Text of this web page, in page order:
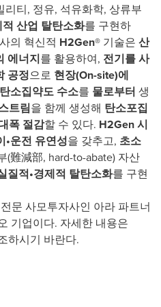
티, 정유, 석유화학, 상류부
산업 탈탄소화를 구현하
의 혁신적 H2Gen® 기술은 산
에너지를 활용하여, 전기를사
공정으로 현장(On-site)에
탄소집약도 수소를 물로부터 생
트림을 함께 생성해 탄소포집
폭 절감할 수 있다. H2Gen시
•운전 유연성을 갖추고, 초소
(難減部, hard-to-abate) 자산
질적•경제적 탈탄소화를 구현
문 사모투자사인 아라 파트너
기업이다. 자세한 내용은
하시기 바란다.